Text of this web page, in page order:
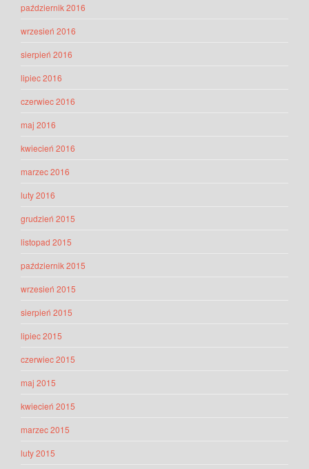
październik 2016
wrzesień 2016
sierpień 2016
lipiec 2016
czerwiec 2016
maj 2016
kwiecień 2016
marzec 2016
luty 2016
grudzień 2015
listopad 2015
październik 2015
wrzesień 2015
sierpień 2015
lipiec 2015
czerwiec 2015
maj 2015
kwiecień 2015
marzec 2015
luty 2015